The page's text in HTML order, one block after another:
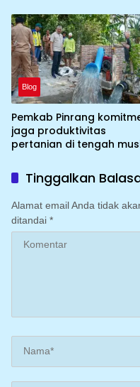
Olahraga
Blog
Pemkab Pinrang
jaga produktivitas
pertanian di tengah
mengoptimalkan
Irigasi perpompaan
Tinggalkan
Alamat email Anda tidak
ditandai *